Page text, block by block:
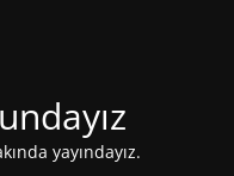
yayındayız.